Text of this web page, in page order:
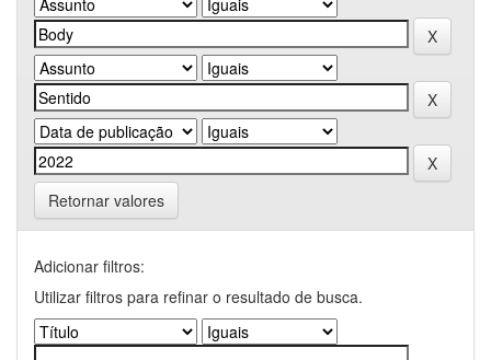
Retornar valores
Adicionar filtros:
Utilizar filtros para refinar o resultado de busca.